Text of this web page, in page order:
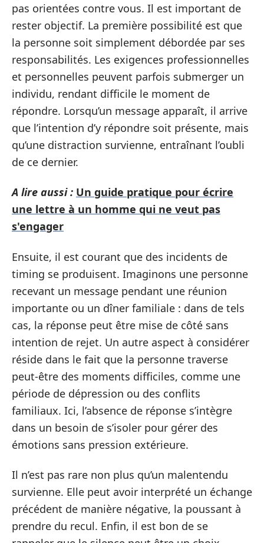
pas orientées contre vous. Il est important de
rester objectif. La première possibilité est que
la personne soit simplement débordée par ses
responsabilités. Les exigences professionnelles
et personnelles peuvent parfois submerger un
individu, rendant difficile le moment de
répondre. Lorsqu’un message apparaît, il arrive
que l’intention d’y répondre soit présente, mais
qu’une distraction survienne, entraînant l’oubli
de ce dernier.
A lire aussi : Un guide pratique pour écrire
une lettre à un homme qui ne veut pas
s'engager
Ensuite, il est courant que des incidents de
timing se produisent. Imaginons une personne
recevant un message pendant une réunion
importante ou un dîner familiale : dans de tels
cas, la réponse peut être mise de côté sans
intention de rejet. Un autre aspect à considérer
réside dans le fait que la personne traverse
peut-être des moments difficiles, comme une
période de dépression ou des conflits
familiaux. Ici, l’absence de réponse s’intègre
dans un besoin de s’isoler pour gérer des
émotions sans pression extérieure.
Il n’est pas rare non plus qu’un malentendu
survienne. Elle peut avoir interprété un échange
précédent de manière négative, la poussant à
prendre du recul. Enfin, il est bon de se